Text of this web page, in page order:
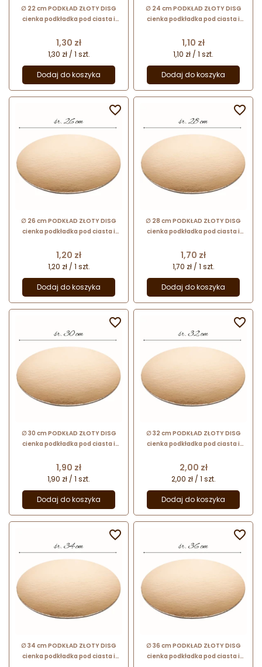
∅ 22 cm PODKŁAD ZŁOTY DISG
cienka podkładka pod ciasta i
Cena
1,30 zł
1,30 zł / 1 szt.
Dodaj do koszyka
∅ 24 cm PODKŁAD ZŁOTY DISG
cienka podkładka pod ciasta i
Cena
1,10 zł
1,10 zł / 1 szt.
Dodaj do koszyka
∅ 26 cm PODKŁAD ZŁOTY DISG
cienka podkładka pod ciasta i
Cena
1,20 zł
1,20 zł / 1 szt.
Dodaj do koszyka

∅ 28 cm PODKŁAD ZŁOTY DISG
cienka podkładka pod ciasta i
Cena
1,70 zł
1,70 zł / 1 szt.
Dodaj do koszyka

∅ 30 cm PODKŁAD ZŁOTY DISG
cienka podkładka pod ciasta i
Cena
1,90 zł
1,90 zł / 1 szt.
Dodaj do koszyka

∅ 32 cm PODKŁAD ZŁOTY DISG
cienka podkładka pod ciasta i
Cena
2,00 zł
2,00 zł / 1 szt.
Dodaj do koszyka

∅ 34 cm PODKŁAD ZŁOTY DISG
cienka podkładka pod ciasta i

∅ 36 cm PODKŁAD ZŁOTY DISG
cienka podkładka pod ciasta i
